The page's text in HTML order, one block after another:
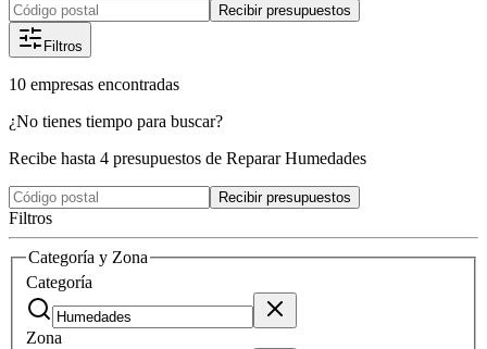
Recibir presupuestos
Filtros
10 empresas encontradas
¿No tienes tiempo para buscar?
Recibe hasta 4 presupuestos de Reparar Humedades
Recibir presupuestos
Filtros
Categoría y Zona
Categoría
Zona